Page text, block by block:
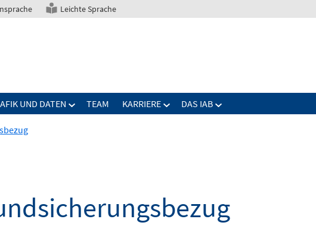
Leichte Sprache
UND DATEN TEAM KARRIERE DAS IAB